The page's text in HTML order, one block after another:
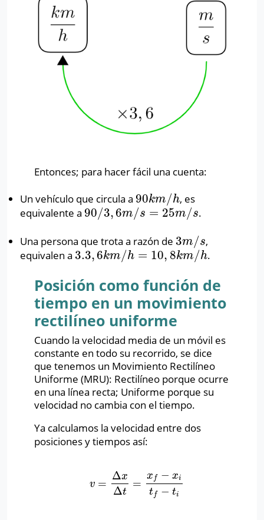
Entonces; para hacer fácil una cuenta:
Un vehículo que circula a 90km/h
90km/h
, es
equivalente a 90/3,6m/s = 25m/s
90/3,6m/s=25 m s .
Una persona que trota a razón de 3m /s
3m/s ,
equivalen a 3.3,6km /h = 10, 8km /h
3.3,6km/h=10,8 km/h .
Posición como función de
tiempo en un movimiento
rectilíneo uniforme
Cuando la velocidad media de un móvil es
constante en todo su recorrido, se dice
que tenemos un Movimiento Rectilíneo
Uniforme (MRU): Rectilíneo porque ocurre
en una línea recta; Uniforme porque su
velocidad no cambia con el tiempo.
Ya calculamos la velocidad entre dos
posiciones y tiempos así:
v =
Δx
Δt
=
x f − xi
tf − ti
v= ΔxΔt= xf− xitf−ti